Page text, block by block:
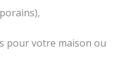
pour votre maison ou